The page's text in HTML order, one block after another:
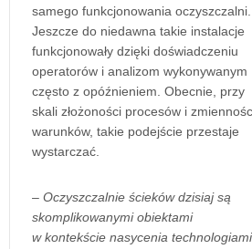
samego funkcjonowania oczyszczalni.
Jeszcze do niedawna takie instalacje
funkcjonowały dzięki doświadczeniu
operatorów i analizom wykonywanym
często z opóźnieniem. Obecnie, przy
skali złożoności procesów i
warunków, takie podejście przestaje
wystarczać.
– Oczyszczalnie ścieków dzisiaj są
skomplikowanymi obiektami
w kontekście nasycenia technologiami.